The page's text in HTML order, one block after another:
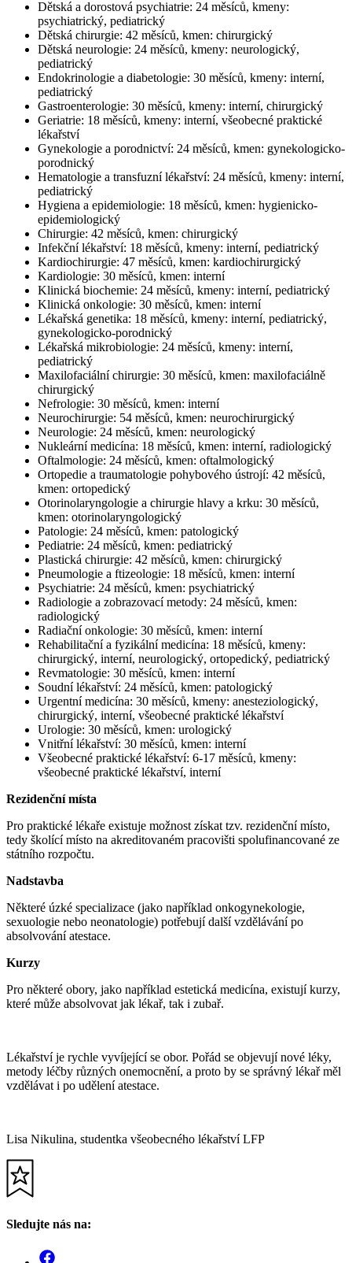
Dětská a dorostová psychiatrie: 24 měsíců, kmeny:
psychiatrický, pediatrický
Dětská chirurgie: 42 měsíců, kmen: chirurgický
Dětská neurologie: 24 měsíců, kmeny: neurologický,
pediatrický
Endokrinologie a diabetologie: 30 měsíců, kmeny: interní,
pediatrický
Gastroenterologie: 30 měsíců, kmeny: interní, chirurgický
Geriatrie: 18 měsíců, kmeny: interní, všeobecné praktické
lékařství
Gynekologie a porodnictví: 24 měsíců, kmen: gynekologicko-
porodnický
Hematologie a transfuzní lékařství: 24 měsíců, kmeny: interní,
pediatrický
Hygiena a epidemiologie: 18 měsíců, kmen: hygienicko-
epidemiologický
Chirurgie: 42 měsíců, kmen: chirurgický
Infekční lékařství: 18 měsíců, kmeny: interní, pediatrický
Kardiochirurgie: 47 měsíců, kmen: kardiochirurgický
Kardiologie: 30 měsíců, kmen: interní
Klinická biochemie: 24 měsíců, kmeny: interní, pediatrický
Klinická onkologie: 30 měsíců, kmen: interní
Lékařská genetika: 18 měsíců, kmeny: interní, pediatrický,
gynekologicko-porodnický
Lékařská mikrobiologie: 24 měsíců, kmeny: interní,
pediatrický
Maxilofaciální chirurgie: 30 měsíců, kmen: maxilofaciálně
chirurgický
Nefrologie: 30 měsíců, kmen: interní
Neurochirurgie: 54 měsíců, kmen: neurochirurgický
Neurologie: 24 měsíců, kmen: neurologický
Nukleární medicína: 18 měsíců, kmen: interní, radiologický
Oftalmologie: 24 měsíců, kmen: oftalmologický
Ortopedie a traumatologie pohybového ústrojí: 42 měsíců,
kmen: ortopedický
Otorinolaryngologie a chirurgie hlavy a krku: 30 měsíců,
kmen: otorinolaryngologický
Patologie: 24 měsíců, kmen: patologický
Pediatrie: 24 měsíců, kmen: pediatrický
Plastická chirurgie: 42 měsíců, kmen: chirurgický
Pneumologie a ftizeologie: 18 měsíců, kmen: interní
Psychiatrie: 24 měsíců, kmen: psychiatrický
Radiologie a zobrazovací metody: 24 měsíců, kmen:
radiologický
Radiační onkologie: 30 měsíců, kmen: interní
Rehabilitační a fyzikální medicína: 18 měsíců, kmeny:
chirurgický, interní, neurologický, ortopedický, pediatrický
Revmatologie: 30 měsíců, kmen: interní
Soudní lékařství: 24 měsíců, kmen: patologický
Urgentní medicína: 30 měsíců, kmeny: anesteziologický,
chirurgický, interní, všeobecné praktické lékařství
Urologie: 30 měsíců, kmen: urologický
Vnitřní lékařství: 30 měsíců, kmen: interní
Všeobecné praktické lékařství: 6-17 měsíců, kmeny:
všeobecné praktické lékařství, interní
Rezidenční místa
Pro praktické lékaře existuje možnost získat tzv. rezidenční místo,
tedy školící místo na akreditovaném pracovišti spolufinancované ze
státního rozpočtu.
Nadstavba
Některé úzké specializace (jako například onkogynekologie,
sexuologie nebo neonatologie) potřebují další vzdělávání po
absolvování atestace.
Kurzy
Pro některé obory, jako například estetická medicína, existují kurzy,
které může absolvovat jak lékař, tak i zubař.
Lékařství je rychle vyvíjející se obor. Pořád se objevují nové léky,
metody léčby různých onemocnění, a proto by se správný lékař měl
vzdělávat i po udělení atestace.
Lisa Nikulina, studentka všeobecného lékařství LFP
Sledujte nás na: